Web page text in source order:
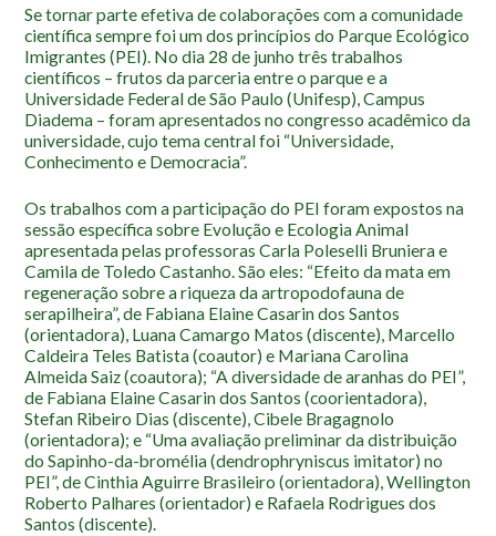
Atividades
Escolas e Universidades
Educação Ambiental
Roteiro da monitoria
Trilhas
Inclusão Social
Blog
Newsletter
Notícias
Na mídia
Contato
Contato
Como chegar
Se tornar parte efetiva de colaborações com a comunidade
científica sempre foi um dos princípios do Parque Ecológico
Imigrantes (PEI). No dia 28 de junho três trabalhos
científicos – frutos da parceria entre o parque e a
Universidade Federal de São Paulo (Unifesp), Campus
Diadema – foram apresentados no congresso acadêmico da
universidade, cujo tema central foi “Universidade,
Conhecimento e Democracia”.
Os trabalhos com a participação do PEI foram expostos na
sessão específica sobre Evolução e Ecologia Animal
apresentada pelas professoras Carla Poleselli Bruniera e
Camila de Toledo Castanho. São eles: “Efeito da mata em
regeneração sobre a riqueza da artropodofauna de
serapilheira”, de Fabiana Elaine Casarin dos Santos
(orientadora), Luana Camargo Matos (discente), Marcello
Caldeira Teles Batista (coautor) e Mariana Carolina
Almeida Saiz (coautora); “A diversidade de aranhas do PEI”,
de Fabiana Elaine Casarin dos Santos (coorientadora),
Stefan Ribeiro Dias (discente), Cibele Bragagnolo
(orientadora); e “Uma avaliação preliminar da distribuição
do Sapinho-da-bromélia (dendrophryniscus imitator) no
PEI”, de Cinthia Aguirre Brasileiro (orientadora), Wellington
Roberto Palhares (orientador) e Rafaela Rodrigues dos
Santos (discente).